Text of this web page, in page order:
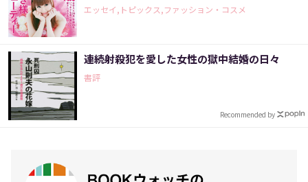
エッセイ,トピックス,ファッション・コスメ
連続射殺犯を愛した女性の獄中結婚の日々
書評
Recommended by